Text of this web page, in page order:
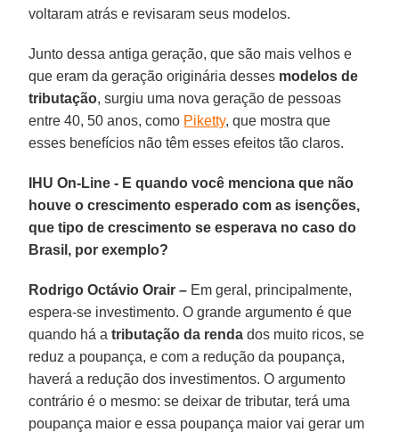
voltaram atrás e revisaram seus modelos.
Junto dessa antiga geração, que são mais velhos e
que eram da geração originária desses modelos de
tributação, surgiu uma nova geração de pessoas
entre 40, 50 anos, como Piketty, que mostra que
esses benefícios não têm esses efeitos tão claros.
IHU On-Line - E quando você menciona que não
houve o crescimento esperado com as isenções,
que tipo de crescimento se esperava no caso do
Brasil, por exemplo?
Rodrigo Octávio Orair – Em geral, principalmente,
espera-se investimento. O grande argumento é que
quando há a tributação da renda dos muito ricos, se
reduz a poupança, e com a redução da poupança,
haverá a redução dos investimentos. O argumento
contrário é o mesmo: se deixar de tributar, terá uma
poupança maior e essa poupança maior vai gerar um